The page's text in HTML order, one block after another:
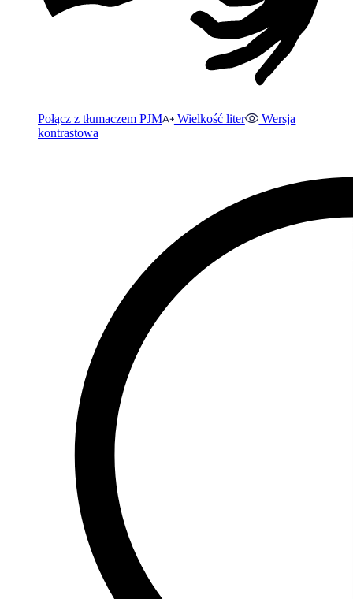
Połącz z tłumaczem PJM Wielkość liter
Wersja
kontrastowa